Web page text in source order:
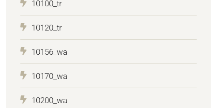
10100_tr
10120_tr
10156_wa
10170_wa
10200_wa